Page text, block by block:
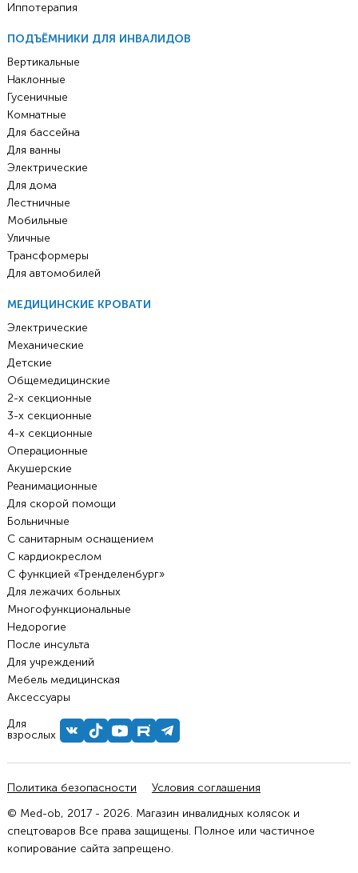
Иппотерапия
ПОДЪЁМНИКИ ДЛЯ ИНВАЛИДОВ
Вертикальные
Наклонные
Гусеничные
Комнатные
Для бассейна
Для ванны
Электрические
Для дома
Лестничные
Мобильные
Уличные
Трансформеры
Для автомобилей
МЕДИЦИНСКИЕ КРОВАТИ
Электрические
Механические
Детские
Общемедицинские
2-х секционные
3-х секционные
4-х секционные
Операционные
Акушерские
Реанимационные
Для скорой помощи
Больничные
С санитарным оснащением
С кардиокреслом
С функцией «Тренделенбург»
Для лежачих больных
Многофункциональные
Недорогие
После инсульта
Для учреждений
Мебель медицинская
Аксессуары
Для
взрослых
Политика безопасности
Условия соглашения
© Med-ob, 2017 - 2026. Магазин инвалидных колясок и
спецтоваров Все права защищены. Полное или частичное
копирование сайта запрещено.